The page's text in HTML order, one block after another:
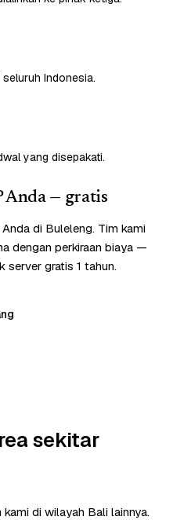
Indonesia.
yang disepakati.
Anda — gratis
di Buleleng. Tim kami
dengan perkiraan biaya —
server gratis 1 tahun.
sekitar
di wilayah Bali lainnya.